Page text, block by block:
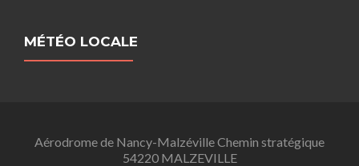
MÉTÉO LOCALE
Aérodrome de Nancy-Malzéville Chemin stratégique
54220 MALZEVILLE